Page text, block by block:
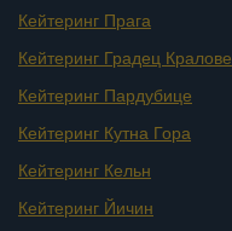
Кейтеринг Прага
Кейтеринг Градец Кралове
Кейтеринг Пардубице
Кейтеринг Кутна Гора
Кейтеринг Кельн
Кейтеринг Йичин